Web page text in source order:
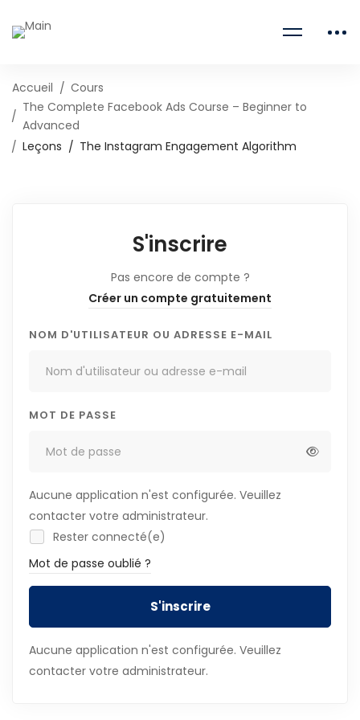
Accueil
Cours
The Complete Facebook Ads Course – Beginner to
Advanced
Leçons
The Instagram Engagement Algorithm
S'inscrire
Pas encore de compte ?
Créer un compte gratuitement
NOM D'UTILISATEUR OU ADRESSE E-MAIL
MOT DE PASSE
Aucune application n'est configurée. Veuillez
contacter votre administrateur.
Rester connecté(e)
Mot de passe oublié ?
S'inscrire
Aucune application n'est configurée. Veuillez
contacter votre administrateur.